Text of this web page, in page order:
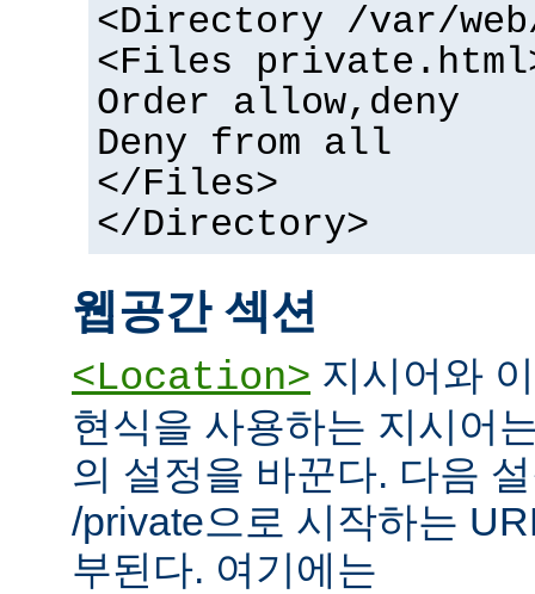
<Directory /var/
<Files
Order allow,deny
Deny from all
</Files>
</Directory>
웹공간 섹션
<Location> 지시어와
현식을 사용하는 지시어
의 설정을 바꾼다. 다음
/private으로 시작하는
부된다. 여기에는